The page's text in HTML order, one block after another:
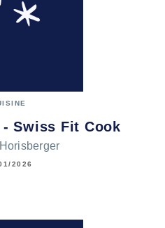
Swiss Fit Cook
2026